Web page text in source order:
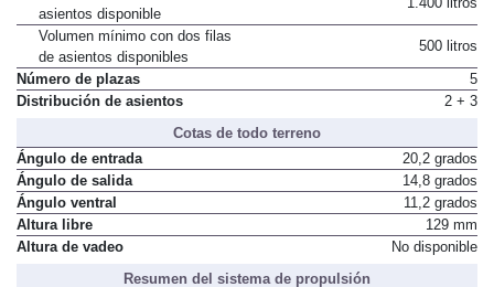
Volumen con una fila de
asientos disponible
Volumen mínimo con dos filas
de asientos disponibles
Número de plazas
5
Cotas de todo terreno
Ángulo de entrada
20,2 grados
Ángulo de salida
14,8 grados
Ángulo ventral
11,2 grados
Altura libre
129 mm